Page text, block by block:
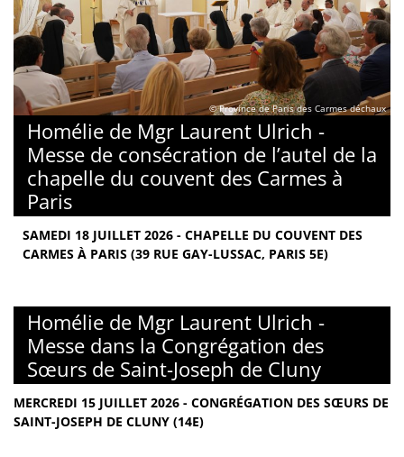
© Province de Paris des Carmes déchaux
Homélie de Mgr Laurent Ulrich -
Messe de consécration de l’autel de la
chapelle du couvent des Carmes à
Paris
SAMEDI 18 JUILLET 2026 - CHAPELLE DU COUVENT DES
CARMES À PARIS (39 RUE GAY-LUSSAC, PARIS 5E)
Homélie de Mgr Laurent Ulrich -
Messe dans la Congrégation des
Sœurs de Saint-Joseph de Cluny
MERCREDI 15 JUILLET 2026 - CONGRÉGATION DES SŒURS DE
SAINT-JOSEPH DE CLUNY (14E)